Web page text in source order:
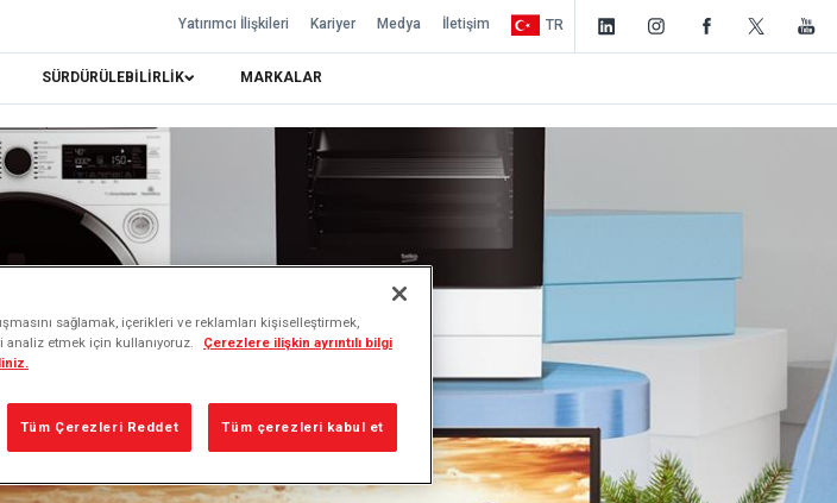
Yatırımcı İlişkileri Kariyer Medya İletişim TR
SÜRDÜRÜLEBİLİRLİK MARKALAR
sağlamak, içerikleri ve reklamları kişiselleştirmek,
etmek için kullanıyoruz.
Çerezlere ilişkin ayrıntılı bilgi
Tüm Çerezleri Reddet Tüm çerezleri kabul et